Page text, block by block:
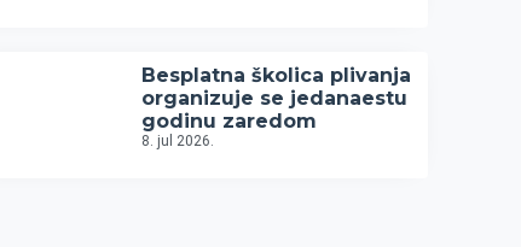
Besplatna školica plivanja
organizuje se jedanaestu
godinu zaredom
8. jul 2026.